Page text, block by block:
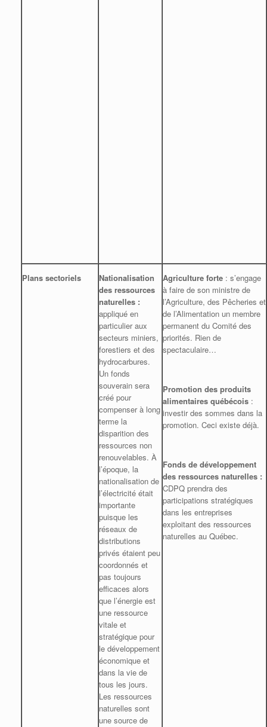
Plans sectoriels
Nationalisation
des ressources
naturelles :
appliqué en
particulier aux
secteurs miniers,
forestiers et des
hydrocarbures.
Un fonds
souverain sera
créé pour
compenser à long
terme la
disparition des
ressources non
renouvelables. À
l’époque, la
nationalisation de
l’électricité était
importante
puisque les
réseaux de
distributions
privés étaient peu
coordonnés et
pas toujours
efficaces alors
que l’énergie est
une ressource
vitale et
stratégique pour
le développement
économique et
dans la vie de
tous les jours.
Les ressources
naturelles sont
une source de
Agriculture forte : s’engage
à faire de son ministre de
l’Agriculture, des Pêcheries et
de l’Alimentation un membre
permanent du Comité des
priorités. Rien de
spectaculaire…
Promotion des produits
alimentaires québécois :
investir des sommes dans la
promotion. Ceci existe déjà.
Fonds de développement
des ressources naturelles :
CDPQ prendra des
participations stratégiques
dans les entreprises
exploitant des ressources
naturelles au Québec.